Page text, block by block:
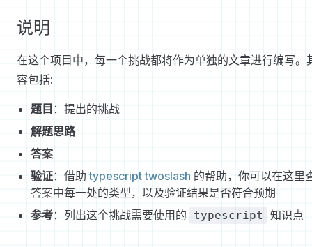
说明
在这个项目中，每一个挑战都将作为单独的文章进行编写。
容包括:
题目 ：提出的挑战
解题思路
答案
验证：借助typescript twoslash 的帮助，你可以在这里
答案中每一处的类型，以及验证结果是否符合预期
参考：列出这个挑战需要使用的 typescript 知识点